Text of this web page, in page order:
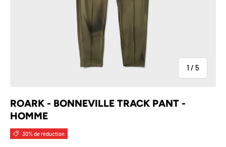
1 / de
5
ROARK - BONNEVILLE TRACK PANT -
HOMME
30% de réduction